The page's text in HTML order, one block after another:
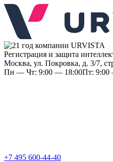
Регистрация и защита
Москва, ул. Покровка, д. 3/7,
Пн — Чт: 9:00 — 18:00Пт: 9:00
+7 495 600-44-40